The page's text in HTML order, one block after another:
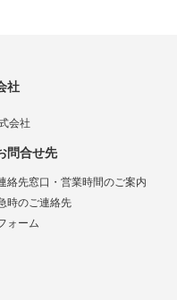
社
会社
問合せ先
絡先窓口・営業時間のご案内
時のご連絡先
ォーム